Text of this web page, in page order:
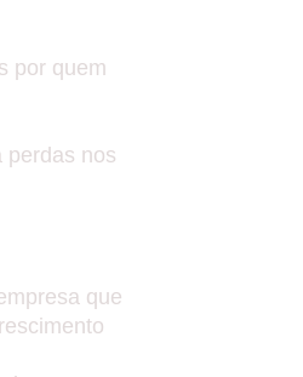
por quem
perdas nos
que